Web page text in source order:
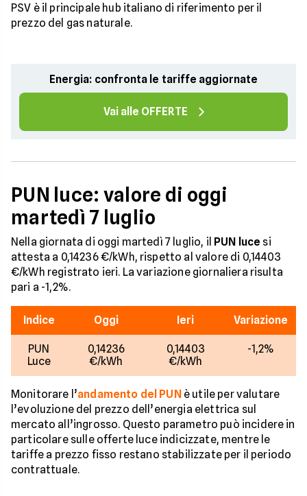
PSV è il principale hub italiano di riferimento per il
prezzo del gas naturale.
Energia: confronta le tariffe aggiornate
Vai alle OFFERTE
PUN luce: valore di oggi
martedì 7 luglio
Nella giornata di oggi martedì 7 luglio, il PUN luce si
attesta a 0,14236 €/kWh, rispetto al valore di 0,14403
€/kWh registrato ieri. La variazione giornaliera risulta
pari a -1,2%.
Indice Oggi Ieri Variazione
PUN
Luce
0,14236
€/kWh
0,14403
€/kWh
-1,2%
Monitorare l’andamento del PUNè utile per valutare
l’evoluzione del prezzo dell’energia elettrica sul
mercato all’ingrosso. Questo parametro può incidere in
particolare sulle offerte luce indicizzate, mentre le
tariffe a prezzo fisso restano stabilizzate per il periodo
contrattuale.